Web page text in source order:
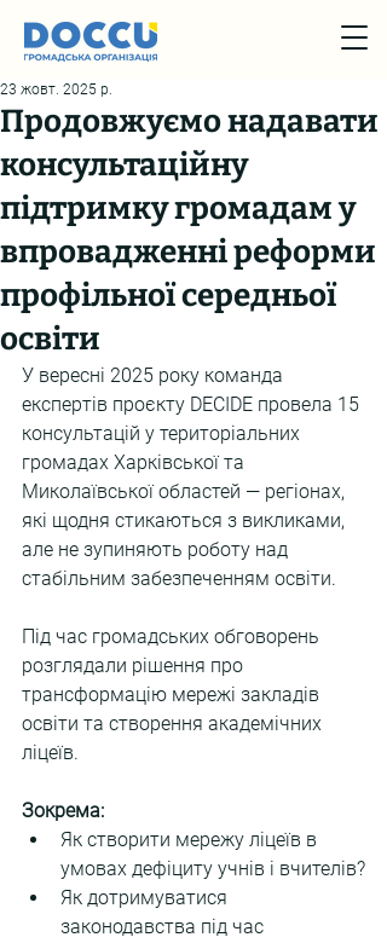
Продовжуємо надавати
консультаційну
підтримку громадам у
впровадженні реформи
профільної середньої
освіти
23 жовт. 2025 р.
У вересні 2025 року команда
експертів проєкту DECIDE провела 15
консультацій у територіальних
громадах Харківської та
Миколаївської областей — регіонах,
які щодня стикаються з викликами,
але не зупиняють роботу над
стабільним забезпеченням освіти.
Під час громадських обговорень
розглядали рішення про
трансформацію мережі закладів
освіти та створення академічних
ліцеїв.
Зокрема:
Як створити мережу ліцеїв в
умовах дефіциту учнів і вчителів?
Як дотримуватися
законодавства під час